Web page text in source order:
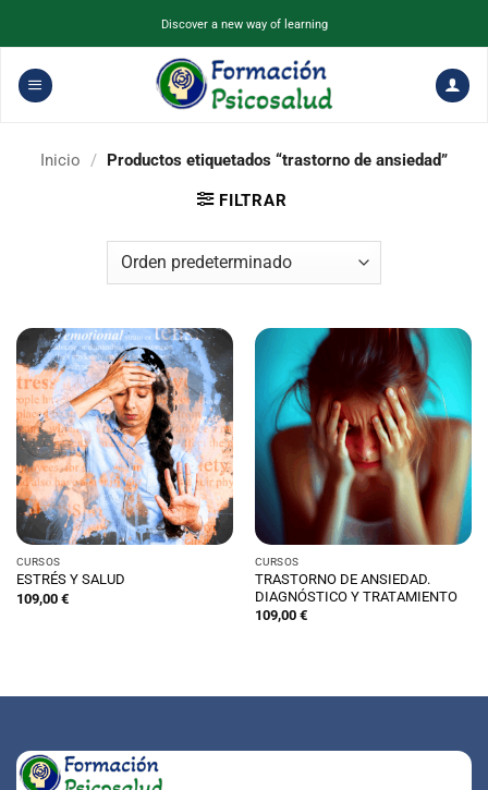
contenido
Discover a new way of learning
Inicio / Productos etiquetados “trastorno de ansiedad”
FILTRAR
CURSOS
ESTRÉS Y SALUD
109,00 €
CURSOS
TRASTORNO DE ANSIEDAD.
DIAGNÓSTICO Y TRATAMIENTO
109,00 €